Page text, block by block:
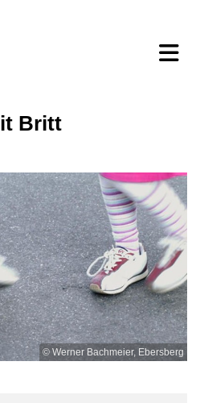
Britt
© Werner Bachmeier, Ebersberg